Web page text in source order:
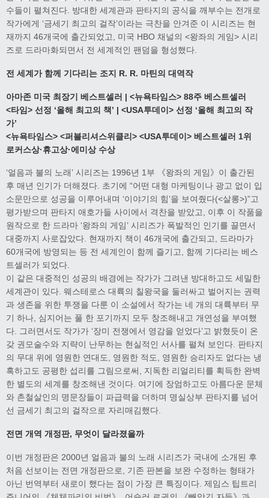
수들이 펼쳐진다. 방대한 세계관과 판타지의 공식을 깨부수는 전개로
작가에게 ‘금세기 최고의 걸작’이라는 극찬을 안겨준 이 시리즈는 현
재까지 46개국에 출간되었고, 미국 HBO 채널의 <왕좌의 게임> 시리
즈로 드라마화되면서 전 세계적인 팬덤을 형성했다.
전 세계가 함께 기다리는 조지 R. R. 마틴의 대역작
아마존 미국 최장기 베스트셀러 | <뉴욕타임스> 88주 베스트셀러
<타임> 선정 ‘올해 최고의 책’ | <USA투데이 > 선정 ‘올해 최고의 작
가’
<뉴욕타임스> <퍼블리셔스위클리 > <USA투데이 > 베스트셀러 1위
로커스상·휴고상·에미상 수상
‘얼음과 불의 노래’ 시리즈는 1996년 1부 《왕좌의 게임》이 출간된
후 매년 인기가 더해졌다. 초기에 “어떤 대형 마케팅이나 광고 없이 입
소문만으로 성공을 이루어내며 ‘이야기의 힘’을 보여줬다(<살롱>)”고
평가받으며 판타지 애호가들 사이에서 격찬을 받았고, 이후 이 작품을
원작으로 한 드라마 ‘왕좌의 게임’ 시리즈가 폭발적인 인기를 끌면서
대중까지 사로잡았다. 현재까지 책이 46개국에 출간되고, 드라마가
60개국에 방영되는 등 전 세계인이 함께 즐기고, 함께 기다리는 베스
트셀러가 되었다.
이 같은 대중적인 성공의 배경에는 작가가 그려낸 방대하고도 세밀한
세계관이 있다. 웨스테로스 대륙의 칠왕국을 둘러싸고 벌어지는 권력
과 생존을 위한 투쟁을 다룬 이 소설에서 작가는 네 개의 대륙부터 무
기 하나, 심지어는 풀 한 포기까지 모두 창조해내고 개연성을 부여했
다. 그러면서도 작가가 ‘장미 전쟁에서 영감을 얻었다’고 밝혔듯이 온
갖 권모술수와 지략이 난무하는 현실적인 서사를 펼쳐 보인다. 판타지
의 무대 위에 영원한 연대도, 영원한 적도, 영원한 승리자도 없다는 냉
혹하고도 공평한 섭리를 그림으로써, 지독한 리얼리티를 획득한 완벽
한 별도의 세계를 창조해낸 것이다. 여기에 장엄하고도 아름다운 문체
와 촌철살인의 명문장들이 파급력을 더하며 명실상부 판타지를 넘어
선 금세기 최고의 걸작으로 자리매김했다.
전면 개역 개정판, 무엇이 달라졌을까
이번 개정판은 2000년 얼음과 불의 노래 시리즈가 국내에 소개된 후
처음 선보이는 전면 개정판으로, 기존 판본을 보완 수정하는 형태가
아닌 번역부터 새로이 했다는 점이 가장 큰 특징이다. 제임스 팁트리